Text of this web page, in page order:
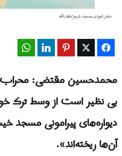
خطر نابودی مسجد شیخ لطف‌الله
Facebook
Twitter
Pinterest
LinkedIn
محمدحسین مقتضی:
بی نظیر است از وسط ترک‌
دیواره‌های پیرامونی مسجد
آن‌ها ریخته‌اند».